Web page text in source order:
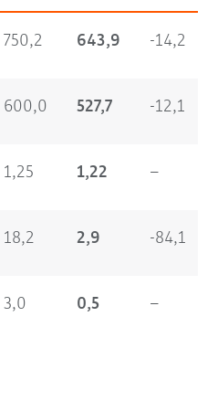
750,2 643,9 -14,2
600,0 527,7 -12,1
1,25 1,22 –
18,2 2,9 -84,1
3,0 0,5 –